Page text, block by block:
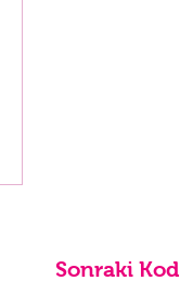
Sonraki Kod